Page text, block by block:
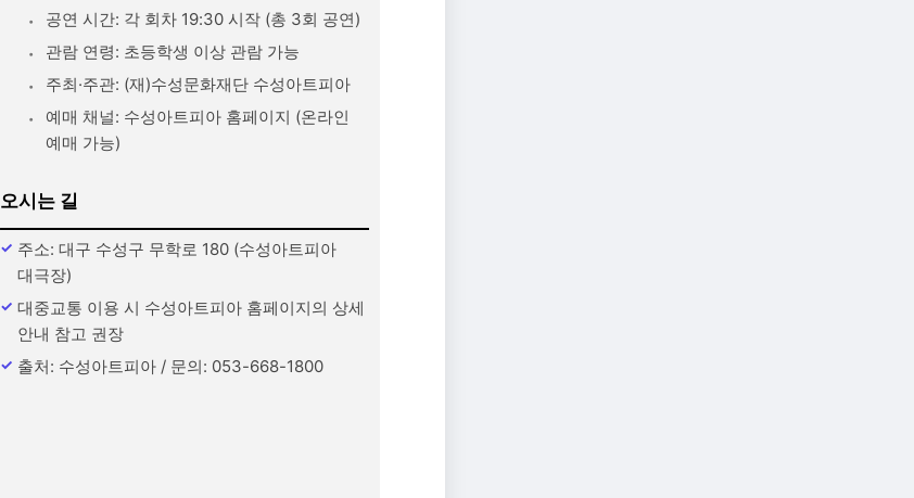
공연 시간: 각 회차 19:30 시작 (총 3회 공연)
관람 연령: 초등학생 이상 관람 가능
주최·주관: (재)수성문화재단 수성아트피아
예매 채널: 수성아트피아 홈페이지 (온라인
예매 가능)
오시는 길
주소: 대구 수성구 무학로 180 (수성아트피아
대극장)
대중교통 이용 시 수성아트피아 홈페이지의 상세
안내 참고 권장
출처: 수성아트피아 / 문의: 053-668-1800